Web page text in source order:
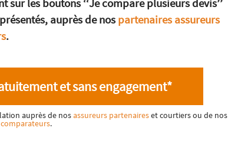
les boutons ‘‘Je compare plusieurs devis’’
auprès de nos partenaires assureurs
.
et sans engagement*
auprès de nosassureurs partenaireset courtiers ou de nos
.